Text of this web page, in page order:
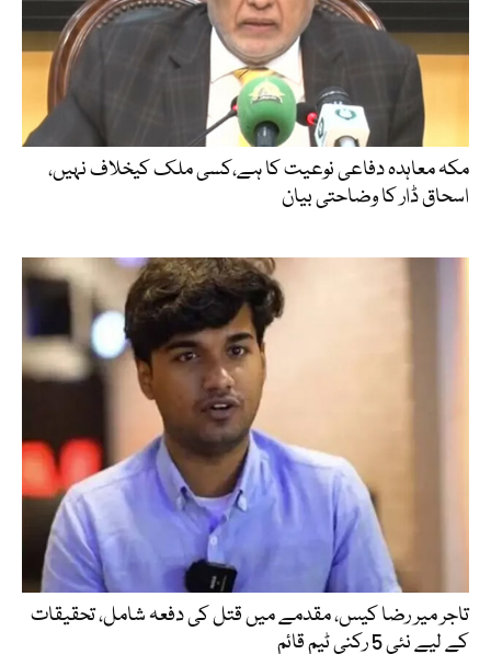
مکہ معاہدہ دفاعی نوعیت کا ہے،کسی ملک کیخلاف نہیں،
اسحاق ڈار کا وضاحتی بیان
تاجر میر رضا کیس، مقدمے میں قتل کی دفعہ شامل، تحقیقات
کے لیے نئی 5 رکنی ٹیم قائم